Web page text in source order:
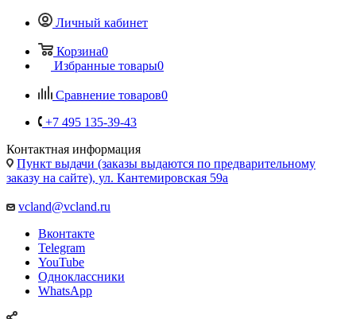
Личный кабинет
Корзина0
Избранные товары0
Сравнение товаров0
+7 495 135-39-43
Контактная информация
Пункт выдачи (заказы выдаются по предварительному
заказу на сайте), ул. Кантемировская 59а
vcland@vcland.ru
Вконтакте
Telegram
YouTube
Одноклассники
WhatsApp